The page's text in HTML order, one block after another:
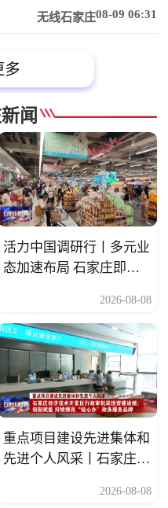
无线石家庄08-09 06:31
闻
活力中国调研行丨多元业
态加速布局 石家庄即时
2026-08-08
重点项目建设先进集体和
先进个人风采丨石家庄经
投资建设组：创新赋能
2026-08-08